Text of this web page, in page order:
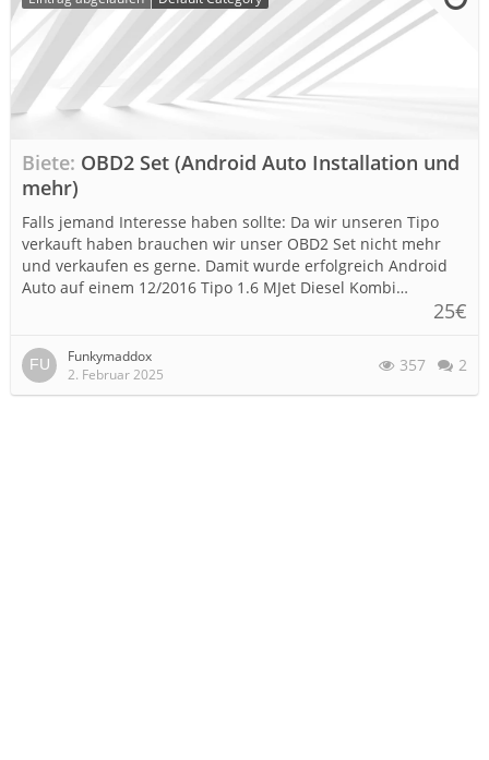
Biete OBD2 Set (Android Auto Installation und
mehr)
Falls jemand Interesse haben sollte: Da wir unseren Tipo
verkauft haben brauchen wir unser OBD2 Set nicht mehr
und verkaufen es gerne. Damit wurde erfolgreich Android
Auto auf einem 12/2016 Tipo 1.6 MJet Diesel Kombi…
25€
Funkymaddox
2. Februar 2025
357 2